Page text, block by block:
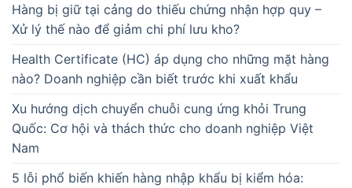
Hàng bị giữ tại cảng do thiếu chứng nhận hợp quy –
Xử lý thế nào để giảm chi phí lưu kho?
Health Certificate (HC) áp dụng cho những mặt hàng
nào? Doanh nghiệp cần biết trước khi xuất khẩu
Xu hướng dịch chuyển chuỗi cung ứng khỏi Trung
Quốc: Cơ hội và thách thức cho doanh nghiệp Việt
Nam
5 lỗi phổ biến khiến hàng nhập khẩu bị kiểm hóa: